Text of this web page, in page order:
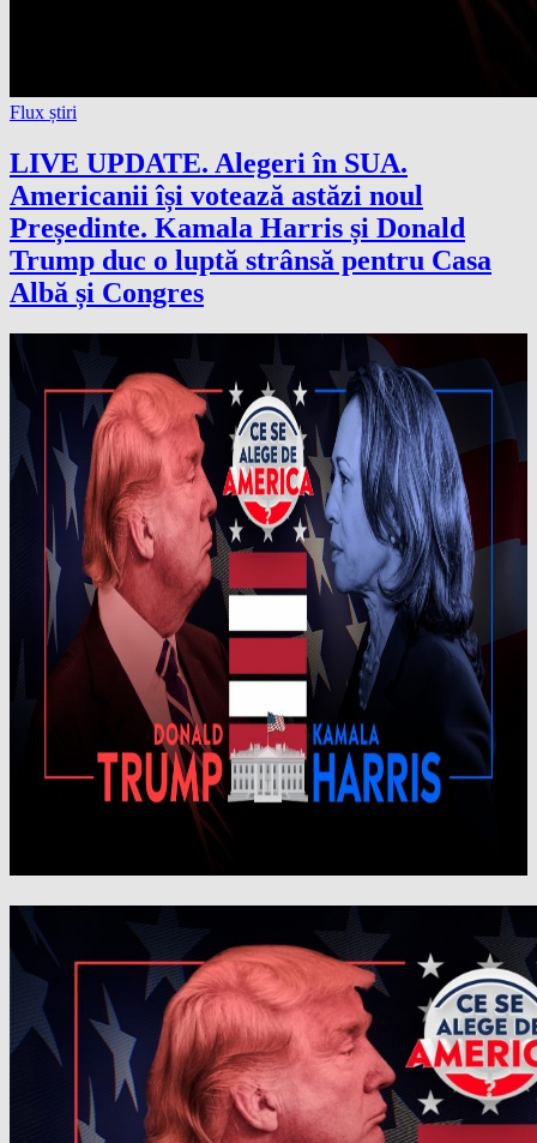
Flux știri
LIVE UPDATE. Alegeri în SUA.
Americanii își votează astăzi noul
Președinte. Kamala Harris și Donald
Trump duc o luptă strânsă pentru Casa
Albă și Congres